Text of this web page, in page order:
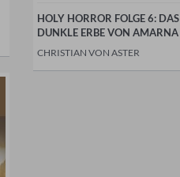
HOLY HORROR FOLGE 6: DAS
DUNKLE ERBE VON AMARNA
CHRISTIAN VON ASTER